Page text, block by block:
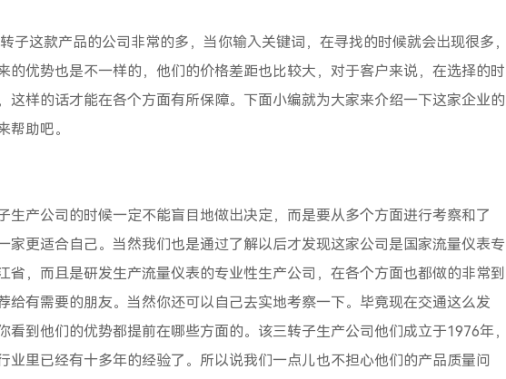
子这款产品的公司非常的多，当你输入关键词，在寻找的时候就会出现很多，
的优势也是不一样的，他们的价格差距也比较大，对于客户来说，在选择的时
这样的话才能在各个方面有所保障。下面小编就为大家来介绍一下这家企业的
帮助吧。
生产公司的时候一定不能盲目地做出决定，而是要从多个方面进行考察和了
家更适合自己。当然我们也是通过了解以后才发现这家公司是国家流量仪表专
省，而且是研发生产流量仪表的专业性生产公司，在各个方面也都做的非常到
给有需要的朋友。当然你还可以自己去实地考察一下。毕竟现在交通这么发
看到他们的优势都提前在哪些方面的。该三转子生产公司他们成立于1976年，
业里已经有十多年的经验了。所以说我们一点儿也不担心他们的产品质量问